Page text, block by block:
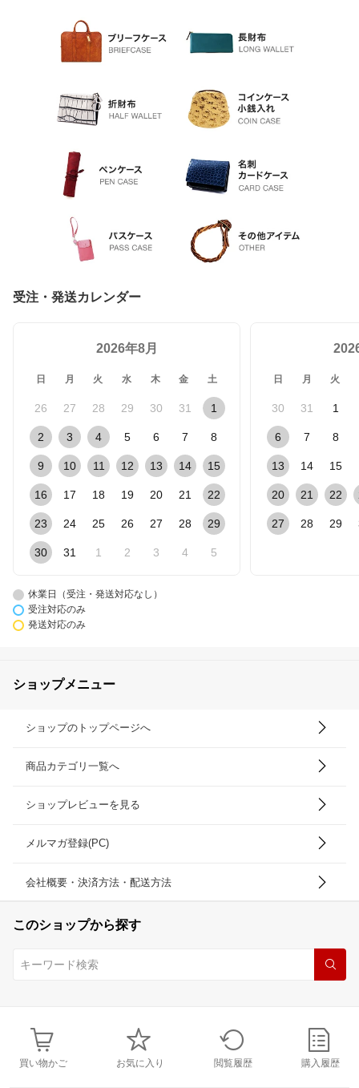
受注・発送カレンダー
2026年8月
日 月 火 水 木 金 土
26 27 28 29 30 31 1
2 3 4 5 6 7 8
9 10 11 12 13 14 15
16 17 18 19 20 21 22
23 24 25 26 27 28 29
30 31 1 2 3 4 5
日 月 火
30 31 1
6 7 8
13 14 15
20 21 22
27 28 29
休業日（受注・発送対応なし）
受注対応のみ
発送対応のみ
ショップメニュー
ショップのトップページへ
商品カテゴリ一覧へ
ショップレビューを見る
メルマガ登録(PC)
会社概要・決済方法・配送方法
このショップから探す
買い物かご お気に入り 閲覧履歴 購入履歴